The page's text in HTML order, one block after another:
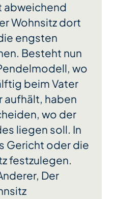
abweichend
Wohnsitz dort
engsten
Besteht nun
wo
beim Vater
aufhält, haben
wo der
liegen soll. In
Gericht oder die
festzulegen.
Der